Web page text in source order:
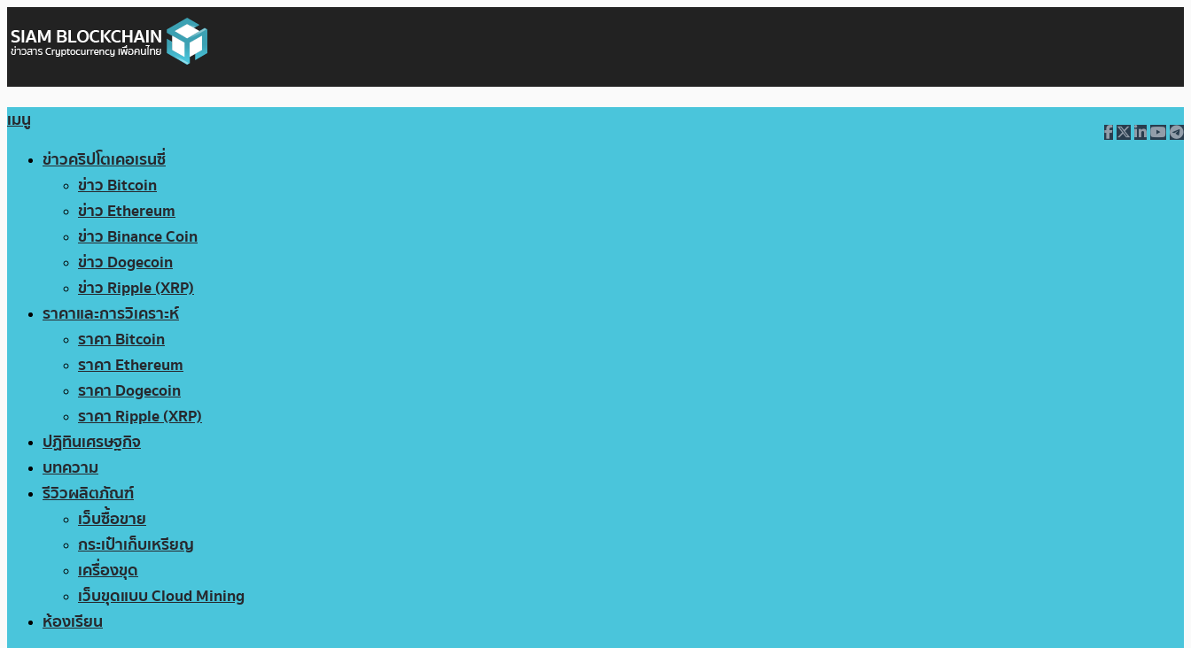
เมนู
ข่าวคริปโตเคอเรนซี่
ข่าว Bitcoin
ข่าว Ethereum
ข่าว Binance Coin
ข่าว Dogecoin
ข่าว Ripple (XRP)
ราคาและการวิเคราะห์
ราคา Bitcoin
ราคา Ethereum
ราคา Dogecoin
ราคา Ripple (XRP)
ปฏิทินเศรษฐกิจ
บทความ
รีวิวผลิตภัณฑ์
เว็บซื้อขาย
กระเป๋าเก็บเหรียญ
เครื่องขุด
เว็บขุดแบบ Cloud Mining
ห้องเรียน